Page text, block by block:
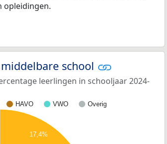
opleidingen.
school
leerlingen in schooljaar 2024-
HAVO VWO Overig
17,4%